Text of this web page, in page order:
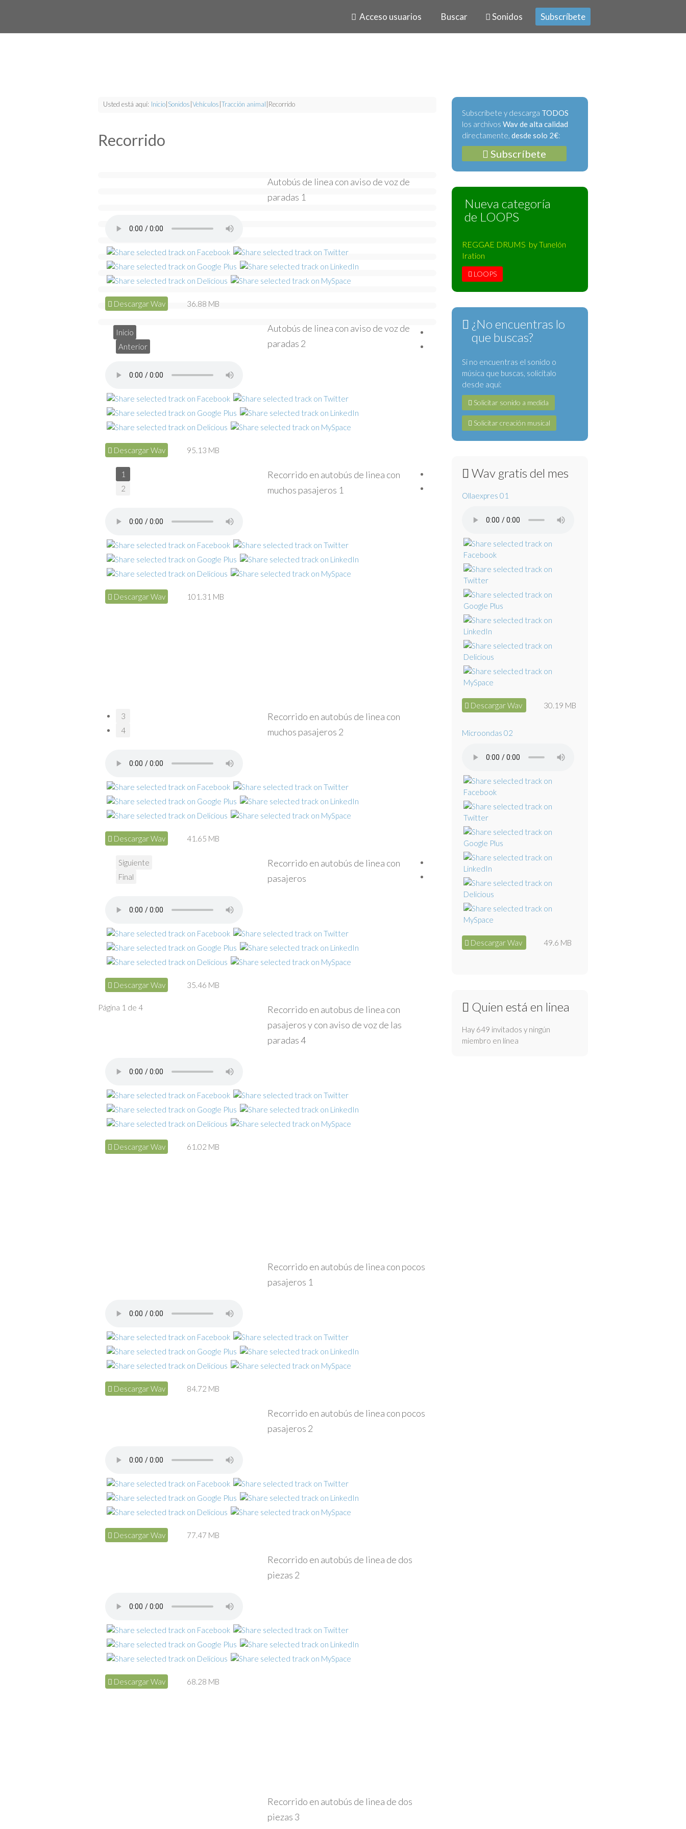
Acceso usuarios Buscar Sonidos Subscríbete
Usted está aquí: Inicio Sonidos Vehículos Tracción animal Recorrido
Recorrido
Autobús de linea con aviso de voz de
paradas 1
Descargar Wav 36.88 MB
Autobús de linea con aviso de voz de
paradas 2
Descargar Wav 95.13 MB
Recorrido en autobús de linea con
muchos pasajeros 1
Descargar Wav 101.31 MB
Recorrido en autobús de linea con
muchos pasajeros 2
Descargar Wav 41.65 MB
Recorrido en autobús de linea con
pasajeros
Descargar Wav 35.46 MB
Recorrido en autobus de linea con
pasajeros y con aviso de voz de las
paradas 4
Descargar Wav 61.02 MB
Recorrido en autobús de linea con pocos
pasajeros 1
Descargar Wav 84.72 MB
Recorrido en autobús de linea con pocos
pasajeros 2
Descargar Wav 77.47 MB
Recorrido en autobús de linea de dos
piezas 2
Descargar Wav 68.28 MB
Recorrido en autobús de linea de dos
piezas 3
Inicio
Anterior
1
2
3
4
Siguiente
Final
Página 1 de 4
Subscríbete y descarga TODOS
los archivos Wav de alta calidad
directamente, desde solo 2€:
Subscríbete
Nueva categoría
de LOOPS
REGGAE DRUMS by Tunelón
Iration
LOOPS
¿No encuentras lo
que buscas?
Si no encuentras el sonido o
música que buscas, solicítalo
desde aquí:
Solicitar sonido a medida
Solicitar creación musical
Wav gratis del mes
Ollaexpres 01
Descargar Wav 30.19 MB
Microondas 02
Descargar Wav 49.6 MB
Quien está en linea
Hay 649 invitados y ningún
miembro en línea